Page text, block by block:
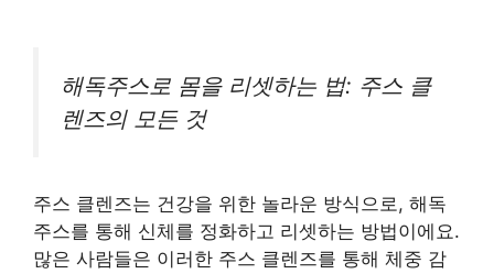
해독주스로 몸을 리셋하는 법: 주스 클
렌즈의 모든 것
주스 클렌즈는 건강을 위한 놀라운 방식으로, 해독
주스를 통해 신체를 정화하고 리셋하는 방법이에요.
많은 사람들은 이러한 주스 클렌즈를 통해 체중 감